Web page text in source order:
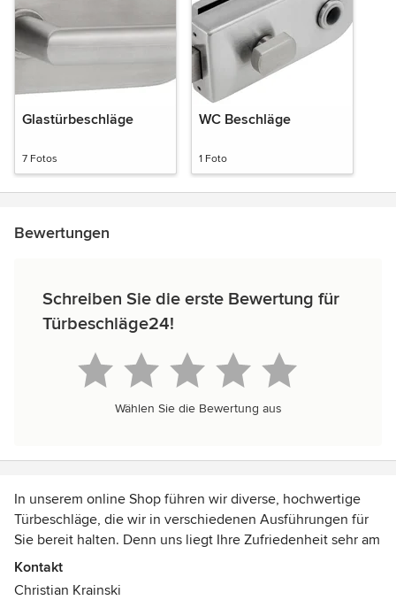
Glastürbeschläge
7 Fotos
WC Beschläge
1 Foto
Bewertungen
Schreiben Sie die erste Bewertung für
Türbeschläge24!
Wählen Sie die Bewertung aus
In unserem online Shop führen wir diverse, hochwertige
Türbeschläge, die wir in verschiedenen Ausführungen für
Sie bereit halten. Denn uns liegt Ihre Zufriedenheit sehr am
Herzen!
Kontakt
Christian Krainski